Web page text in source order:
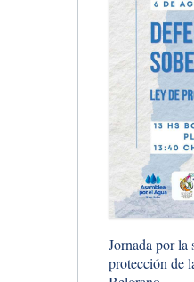
Jornada por la
protección de